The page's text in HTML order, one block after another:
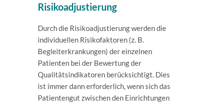
Risikoadjustierung
Durch die Risikoadjustierung werden die
individuellen Risikofaktoren (z. B.
Begleiterkrankungen) der einzelnen
Patienten bei der Bewertung der
Qualitätsindikatoren berücksichtigt. Dies
ist immer dann erforderlich, wenn sich das
Patientengut zwischen den Einrichtungen